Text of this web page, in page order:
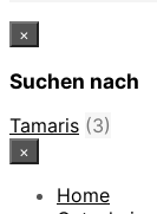
×
Suchen nach
Tamaris (3)
×
Home